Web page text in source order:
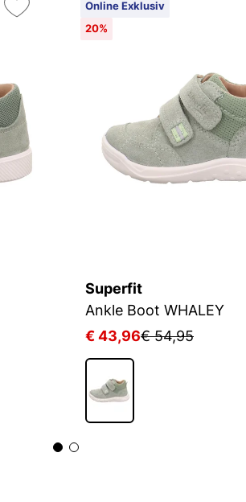
Online Exklusiv
20%
Superfit
Ankle Boot WHALEY
€ 43,96€ 54,95